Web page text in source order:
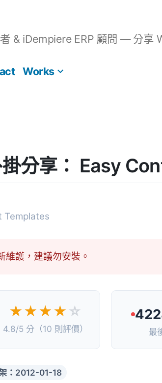
& iDempiere ERP 顧問 — 分享
Works
分享： Easy
Templates
護，建議勿安裝。
★★★★ ☆
4.8/5 分（10 則評價） 最
架：2012-01-18